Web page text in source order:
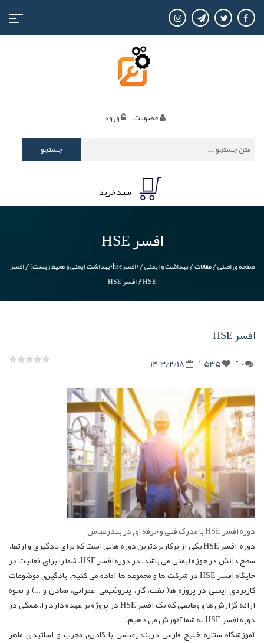
منوی
کاربری
ورود عضويت
جستجو
سبد خرید
افسر HSE
صفحه ی اصلی مقالات بهداشت و ایمنی (افسرhse(بهداشت ایمنی و محیط زیست)
افسر
HSE افسر HSE
افسر HSE
1403/2/18 535 0
دوره افسر HSE با مدرک فنی و حرفه ای در بندرعباس
دوره افسر HSE یکی از پرکاربردترین دوره هایی است که برای یادگیری و ارتقاء
سطح دانش در حوزه ایمنی می باشد. در دوره افسر HSE، شما را برای فعالیت در
جایگاه افسر HSE در شرکت ها و مجموعه ها آماده می کنیم. یادگیری موضوعات
کاربردی ایمنی در پروژه ها( نفت، گاز، پتروشیمی، عمرانی، معادن و …) و نحوه
ارائه گزارش ها و وظایفی که یک افسر HSE در پروژه بر عهده دارد را، همگی در
دوره افسر HSE به شما آموزش می دهیم.
آموزشگاه ستاره خلیج فارس دربندرعباس با کادری مجرب و اساتیدی ماهر